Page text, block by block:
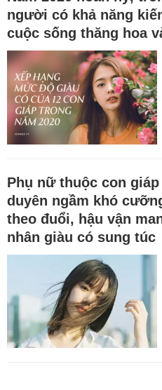
người có khả năng
cuộc sống thăng hoa
Phụ nữ thuộc con
duyên ngầm khó
theo đuổi, hậu vận
nhân giàu có sung túc